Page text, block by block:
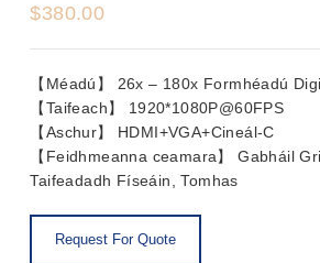
$380.00
【Méadú】 26x – 180x Formhéadú
【Taifeach】 1920*1080P@60FPS
【Aschur】 HDMI+VGA+Cineál-C
【Feidhmeanna ceamara】 Gabháil
Taifeadadh Físeáin, Tomhas